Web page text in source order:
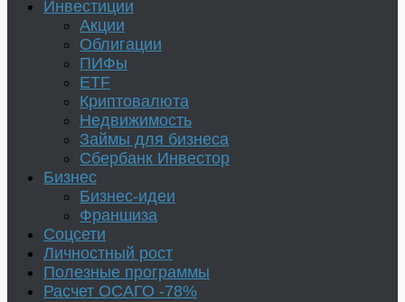
Инвестиции
Акции
Облигации
ПИФы
ETF
Криптовалюта
Недвижимость
Займы для бизнеса
Сбербанк Инвестор
Бизнес
Бизнес-идеи
Франшиза
Соцсети
Личностный рост
Полезные программы
Расчет ОСАГО -78%